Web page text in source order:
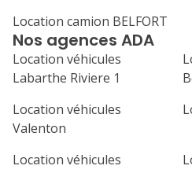
1
7 9
21
28
Nos agences ADA
Location véhicules
Labarthe Riviere 1
Location véhicules
Valenton
Location véhicules
Location camion BELFORT